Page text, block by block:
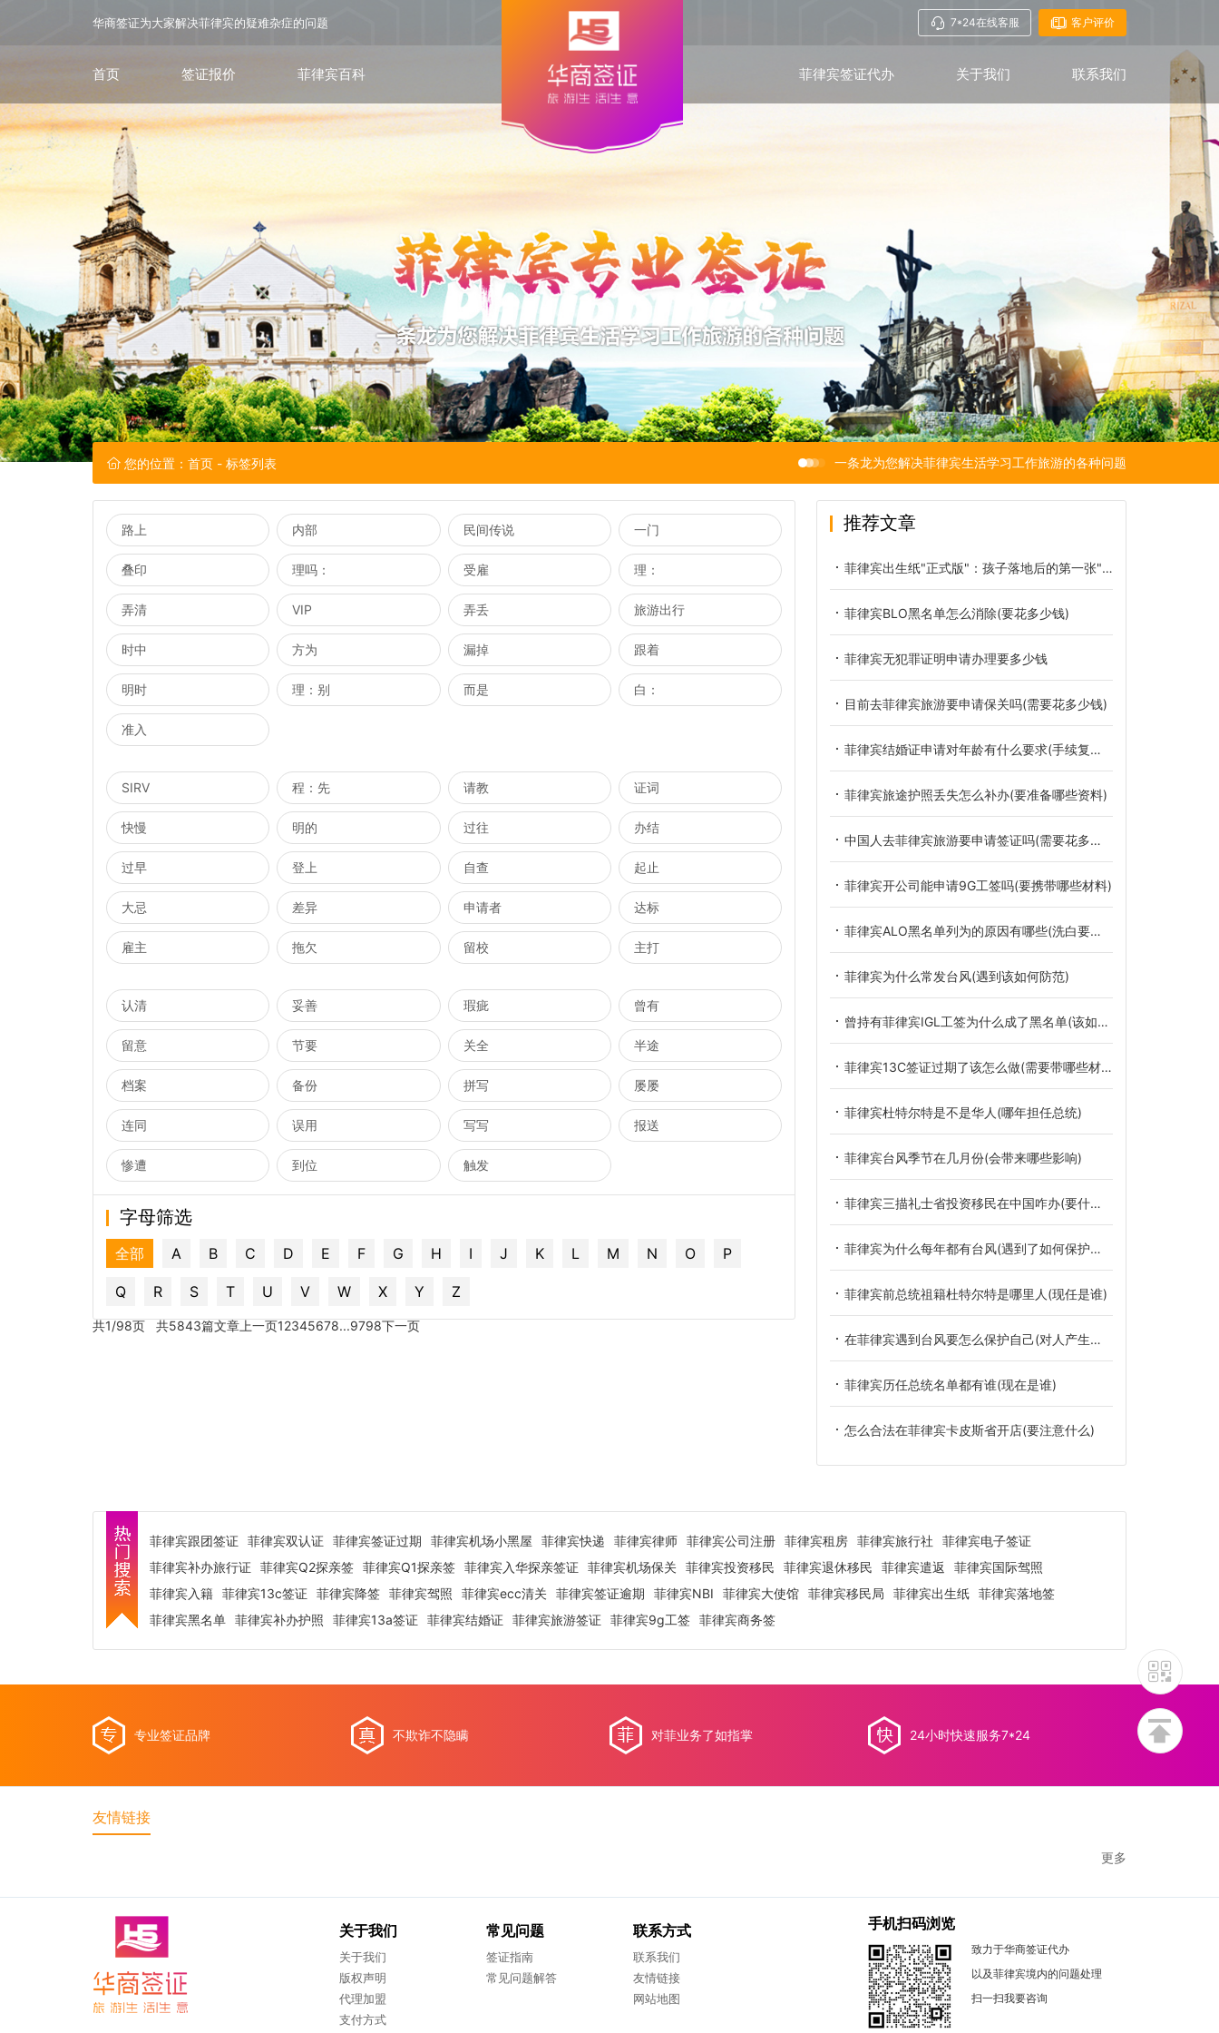
华商签证为大家解决菲律宾的疑难杂症的问题 7*24在线客服 客户评价
首页 签证报价 菲律宾百科 菲律宾签证代办 关于我们 联系我们
您的位置： 首页 - 标签列表 一条龙为您解决菲律宾生活学习工作旅游的各种问题
路上 内部 民间传说 一门
叠印 理吗： 受雇 理：
弄清 VIP 弄丢 旅游出行
时中 方为 漏掉 跟着
明时 理：别 而是 白：
准入
SIRV 程：先 请教 证词
快慢 明的 过往 办结
过早 登上 自查 起止
大忌 差异 申请者 达标
雇主 拖欠 留校 主打
认清 妥善 瑕疵 曾有
留意 节要 关全 半途
档案 备份 拼写 屡屡
连同 误用 写写 报送
惨遭 到位 触发
字母筛选
全部 A B C D E F G H I J K L M N O P
Q R S T U V W X Y Z
共1/98页 共5843篇文章 上一页12345678...9798下一页
推荐文章
菲律宾出生纸"正式版"：孩子落地后的第一张"身份底牌"
菲律宾BLO黑名单怎么消除(要花多少钱)
菲律宾无犯罪证明申请办理要多少钱
目前去菲律宾旅游要申请保关吗(需要花多少钱)
菲律宾结婚证申请对年龄有什么要求(手续复杂吗)
菲律宾旅途护照丢失怎么补办(要准备哪些资料)
中国人去菲律宾旅游要申请签证吗(需要花多少钱)
菲律宾开公司能申请9G工签吗(要携带哪些材料)
菲律宾ALO黑名单列为的原因有哪些(洗白要多久)
菲律宾为什么常发台风(遇到该如何防范)
曾持有菲律宾IGL工签为什么成了黑名单(该如何消除)
菲律宾13C签证过期了该怎么做(需要带哪些材料)
菲律宾杜特尔特是不是华人(哪年担任总统)
菲律宾台风季节在几月份(会带来哪些影响)
菲律宾三描礼士省投资移民在中国咋办(要什么材料)
菲律宾为什么每年都有台风(遇到了如何保护自己)
菲律宾前总统祖籍杜特尔特是哪里人(现任是谁)
在菲律宾遇到台风要怎么保护自己(对人产生危害)
菲律宾历任总统名单都有谁(现在是谁)
怎么合法在菲律宾卡皮斯省开店(要注意什么)
菲律宾跟团签证 菲律宾双认证 菲律宾签证过期 菲律宾机场小黑屋 菲律宾快递 菲律宾律师 菲律宾公司注册 菲律宾租房 菲律宾旅行社
菲律宾电子签证
菲律宾补办旅行证
菲律宾Q2探亲签 菲律宾Q1探亲签 菲律宾入华探亲签证 菲律宾机场保关 菲律宾投资移民 菲律宾退休移民 菲律宾遣返
菲律宾国际驾照
菲律宾入籍 菲律宾13c签证 菲律宾降签 菲律宾驾照 菲律宾ecc清关 菲律宾签证逾期 菲律宾NBI 菲律宾大使馆 菲律宾移民局 菲律宾出生纸 菲律宾落地签
菲律宾黑名单 菲律宾补办护照 菲律宾13a签证 菲律宾结婚证 菲律宾旅游签证 菲律宾9g工签 菲律宾商务签
专业签证品牌 不欺诈不隐瞒 对菲业务了如指掌 24小时快速服务7*24
友情链接
更多
关于我们
关于我们
版权声明
代理加盟
支付方式
常见问题
签证指南
常见问题解答
联系方式
联系我们
友情链接
网站地图
手机扫码浏览
致力于华商签证代办
以及菲律宾境内的问题处理
扫一扫我要咨询